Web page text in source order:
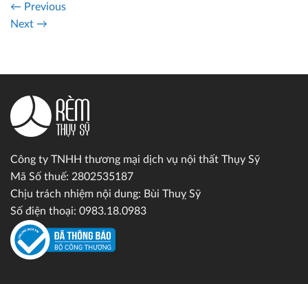
← Previous
Next →
Công ty TNHH thương mại dịch vụ nội thất Thụy Sỹ
Mã Số thuế: 2802535187
Chịu trách nhiệm nội dung: Bùi Thuỵ Sỹ
Số điện thoại: 0983.18.0983